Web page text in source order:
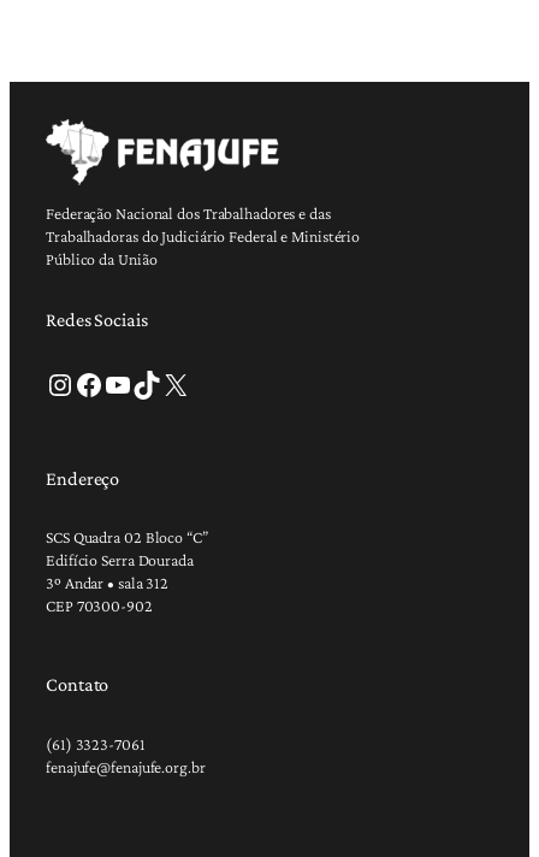
Federação Nacional dos Trabalhadores e das
Trabalhadoras do Judiciário Federal e Ministério
Público da União
Redes Sociais
Instagram Facebook Youtube TikTok X
Endereço
SCS Quadra 02 Bloco “C”
Edifício Serra Dourada
3º Andar • sala 312
CEP 70300-902
Contato
(61) 3323-7061
fenajufe@fenajufe.org.br